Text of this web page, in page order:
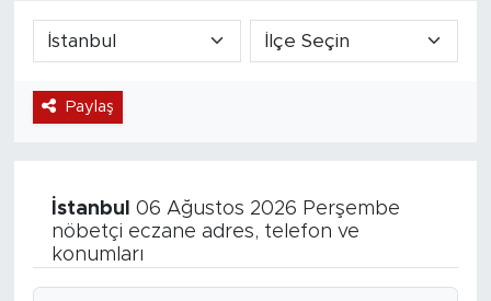
Paylaş
İstanbul
06 Ağustos 2026 Perşembe
nöbetçi eczane adres, telefon ve
konumları
Haber Arşivi